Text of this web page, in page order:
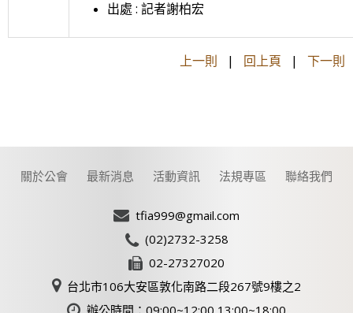
出處 : 記者謝柏宏
上一則 | 回上頁 | 下一則
關於公會 最新消息 活動資訊 法規專區 聯絡我們
tfia999@gmail.com
(02)2732-3258
02-27327020
台北市106大安區敦化南路二段267號9樓之2